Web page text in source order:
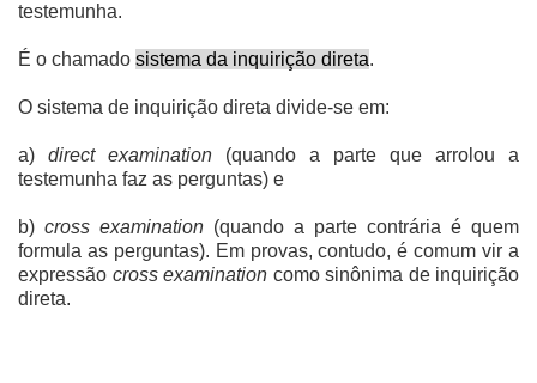
testemunha.
É o chamado sistema da inquirição direta.
O sistema de inquirição direta divide-se em:
a) direct examination (quando a parte que arrolou a
testemunha faz as perguntas) e
b) cross examination (quando a parte contrária é quem
formula as perguntas). Em provas, contudo, é comum vir a
expressão cross examination como sinônima de inquirição
direta.